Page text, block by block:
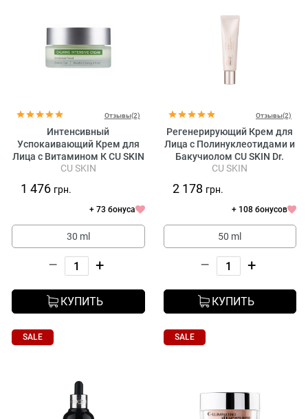
Отзывы(2)
Интенсивный
Успокаивающий Крем для
Лица с Витамином К CU SKIN
Clean-Up Calming Intensive
CU SKIN
1 476 грн.
+ 73 бонуса
30 ml
– +
КУПИТЬ
Отзывы(2)
Регенерирующий Крем для
Лица с Полинуклеотидами и
Бакучиолом CU SKIN Dr.
Solution PDRN Bakuchiol
CU SKIN
2 178 грн.
+ 108 бонусов
50 ml
– +
КУПИТЬ
SALE SALE